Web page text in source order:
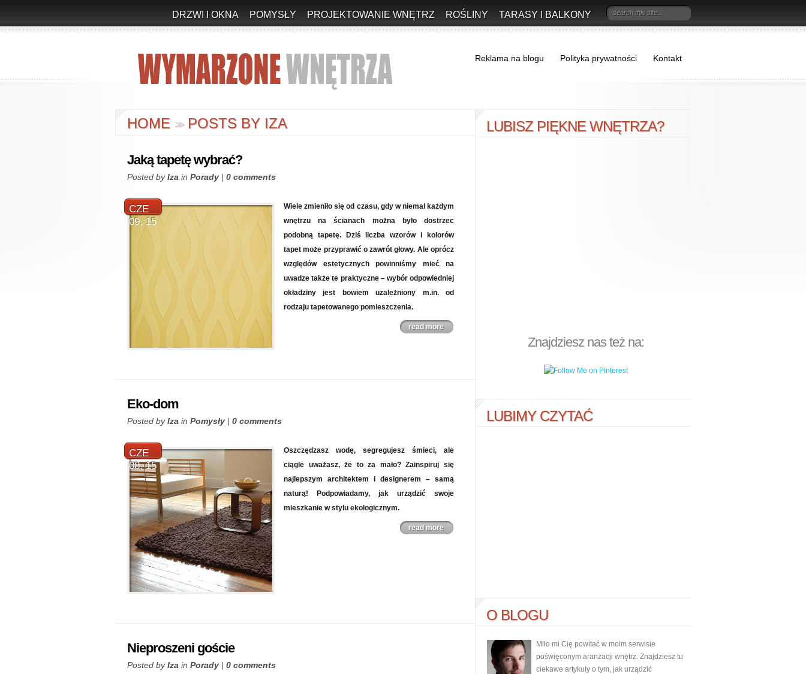
DRZWI I OKNA POMYSŁY PROJEKTOWANIE WNĘTRZ ROŚLINY TARASY I BALKONY
Reklama na blogu Polityka prywatności Kontakt
HOME >>POSTS BY IZA
Jaką tapetę wybrać?
Posted byIza in Porady | 0 comments
CZE
09, 15
Wiele zmieniło się od czasu, gdy w niemal każdym
wnętrzu na ścianach można było dostrzec
podobną tapetę. Dziś liczba wzorów i kolorów
tapet może przyprawić o zawrót głowy. Ale oprócz
względów estetycznych powinniśmy mieć na
uwadze także te praktyczne – wybór odpowiedniej
okładziny jest bowiem uzależniony m.in. od
rodzaju tapetowanego pomieszczenia.
read more
Eko-dom
Posted byIza in Pomysły | 0 comments
CZE
08, 15
Oszczędzasz wodę, segregujesz śmieci, ale
ciągle uważasz, że to za mało? Zainspiruj się
najlepszym architektem i designerem – samą
naturą! Podpowiadamy, jak urządzić swoje
mieszkanie w stylu ekologicznym.
read more
Nieproszeni goście
Posted byIza in Porady | 0 comments
LUBISZ PIĘKNE WNĘTRZA?
Znajdziesz nas też na:
LUBIMY CZYTAĆ
O BLOGU
Miło mi Cię powitać w moim serwisie
poświęconym aranżacji wnętrz. Znajdziesz tu
ciekawe artykuły o tym, jak urządzić